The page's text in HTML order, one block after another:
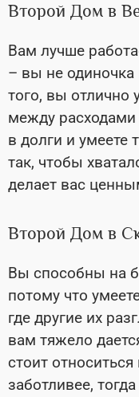
Второй Дом в
Вам лучше
– вы не одиночка
того, вы отлично
между расходами
в долги и
так, чтобы
делает вас
Второй Дом в
Вы способны на
потому что
где другие их
вам тяжело
стоит
заботливее,